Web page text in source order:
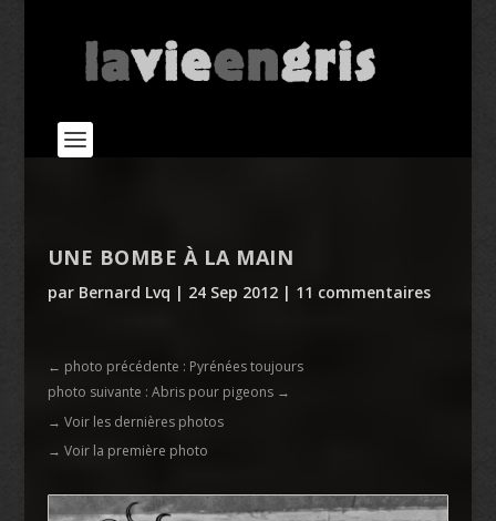
UNE BOMBE À LA MAIN
par Bernard Lvq | 24 Sep 2012| 11 commentaires
← photo précédente : Pyrénées toujours
photo suivante : Abris pour pigeons→
→ Voir les dernières photos
→ Voir la première photo